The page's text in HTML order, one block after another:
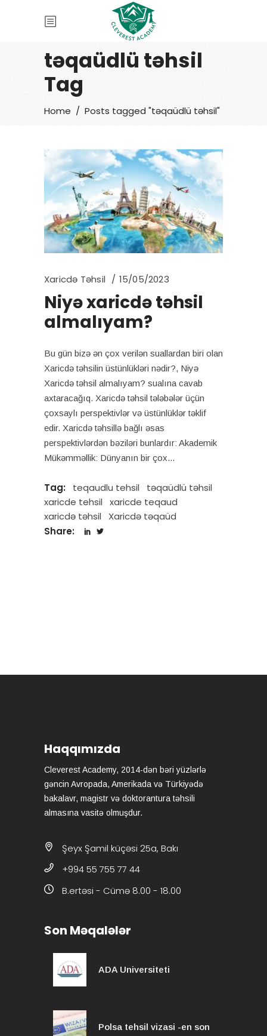
təqaüdlü təhsil
Tag
Home / Posts tagged "təqaüdlü təhsil"
Xaricdə Təhsil 15/05/2023
Niyə xaricdə təhsil
almalıyam?
Bu gün bizə ən çox verilən suallardan biri olan
Xaricdə təhsilin üstünlükləri nədir?, Niyə
Xaricdə təhsil almalıyam? sualına cavab
axtaracağıq. Xaricdə təhsil tələbələr üçün
çoxsaylı perspektivlər və üstünlüklər təklif
edir. Xaricdə təhsillə bağlı əsas
perspektivlərdən bəziləri bunlardır: Akademik
Mükəmməllik: Dünyanın bir çox
Tag: teqaudlu tehsil
təqaüdlü təhsil
xaricde tehsil
xaricde teqaud
xaricdə təhsil
Xaricdə təqaüd
Share:
Haqqımızda
Cleverest Academy, 2014-dən bəri yüzlərlə
gəncin Avropada, Amerikada və Türkiyədə
bakalavr, magistr və doktorantura təhsili
almasına vasitə olmuşdur.
Şeyx Şamil küçəsi 25a, Bakı
+994 55 755 77 44
B.ertəsi - Cümə 8.00 - 18.00
Son Məqalələr
ADA Universiteti
Polsa tehsil vizasi -en son